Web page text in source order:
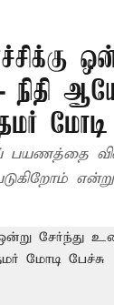
மோடி
பயணத்தை